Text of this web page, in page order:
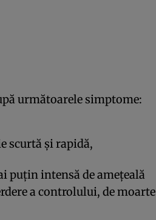
următoarele simptome:
scurtă şi rapidă,
puţin intensă de ameţeală
a controlului, de moarte